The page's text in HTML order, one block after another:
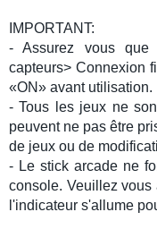
IMPORTANT:
- Assurez vous que
capteurs> Connexion
«ON» avant utilisation.
- Tous les jeux ne
peuvent ne pas être
de jeux ou de
- Le stick arcade ne
console. Veuillez vous
l'indicateur s'allume